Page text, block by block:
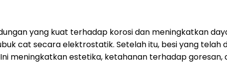
yang kuat terhadap korosi dan meningkatkan
cat secara elektrostatik. Setelah itu, besi yang telah
meningkatkan estetika, ketahanan terhadap